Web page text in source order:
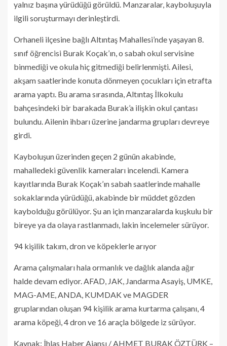
yalnız başına yürüdüğü görüldü. Manzaralar, kayboluşuyla
ilgili soruşturmayı derinleştirdi.
Orhaneli ilçesine bağlı Altıntaş Mahallesi’nde yaşayan 8.
sınıf öğrencisi Burak Koçak’ın, o sabah okul servisine
binmediği ve okula hiç gitmediği belirlenmişti. Ailesi,
akşam saatlerinde konuta dönmeyen çocukları için etrafta
arama yaptı. Bu arama sırasında, Altıntaş İlkokulu
bahçesindeki bir barakada Burak’a ilişkin okul çantası
bulundu. Ailenin ihbarı üzerine jandarma grupları devreye
girdi.
Kayboluşun üzerinden geçen 2 günün akabinde,
mahalledeki güvenlik kameraları incelendi. Kamera
kayıtlarında Burak Koçak’ın sabah saatlerinde mahalle
sokaklarında yürüdüğü, akabinde bir müddet gözden
kaybolduğu görülüyor. Şu an için manzaralarda kuşkulu bir
bireye ya da olaya rastlanmadı, lakin incelemeler sürüyor.
94 kişilik takım, dron ve köpeklerle arıyor
Arama çalışmaları hala ormanlık ve dağlık alanda ağır
halde devam ediyor. AFAD, JAK, Jandarma Asayiş, UMKE,
MAG-AME, ANDA, KUMDAK ve MAGDER
gruplarından oluşan 94 kişilik arama kurtarma çalışanı, 4
arama köpeği, 4 dron ve 16 araçla bölgede iz sürüyor.
Kaynak: İhlas Haber Ajansı / AHMET BURAK ÖZTÜRK –